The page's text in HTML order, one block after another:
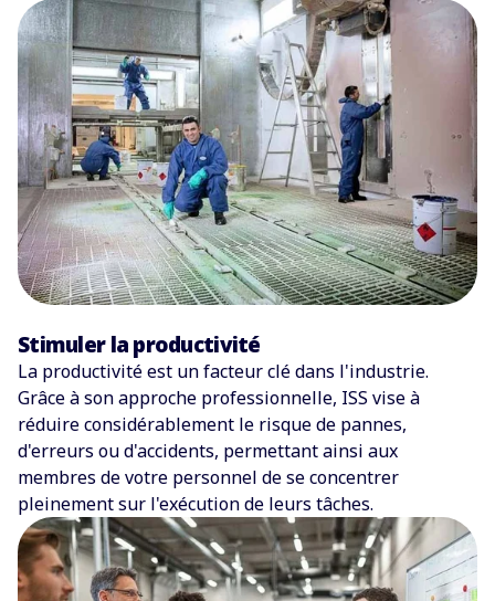
Stimuler la productivité
La productivité est un facteur clé dans l'industrie.
Grâce à son approche professionnelle, ISS vise à
réduire considérablement le risque de pannes,
d'erreurs ou d'accidents, permettant ainsi aux
membres de votre personnel de se concentrer
pleinement sur l'exécution de leurs tâches.